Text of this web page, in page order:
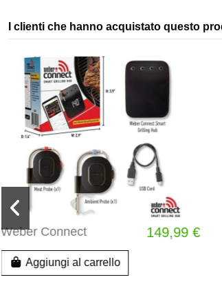
I clienti che hanno acquistato questo
TAGLIERE 36,99 €
Aggiungi al carrello